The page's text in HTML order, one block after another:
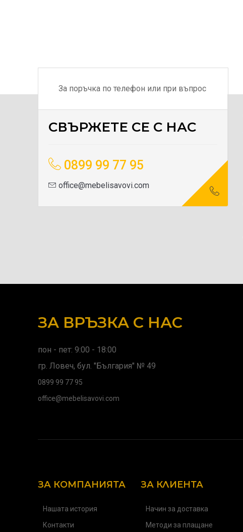
За поръчка по телефон или при въпрос
СВЪРЖЕТЕ СЕ С НАС
0899 99 77 95
office@mebelisavovi.com
ЗА ВРЪЗКА С НАС
пон - пет: 9:00 - 18:00
гр. Ловеч, бул. "България" № 49
0899 99 77 95
office@mebelisavovi.com
ЗА КОМПАНИЯТА
Нашата история
Контакти
ЗА КЛИЕНТА
Начин за доставка
Методи за плащане